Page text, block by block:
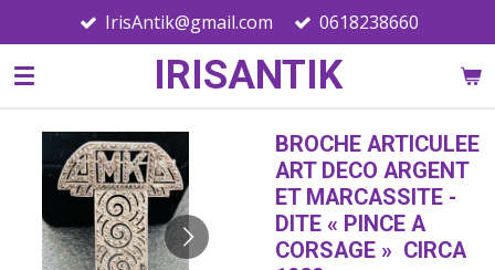
au
contenu
IRISANTIK
IrisAntik@gmail.com 0618238660
BROCHE ARTICULEE
ART DECO ARGENT
ET MARCASSITE -
DITE « PINCE A
CORSAGE » CIRCA